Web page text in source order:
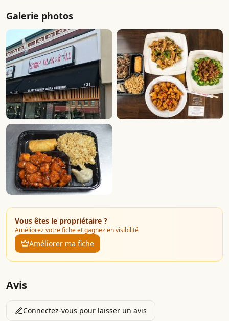
Galerie photos
Vous êtes le propriétaire ?
Améliorez votre fiche et gagnez en visibilité
Améliorer ma fiche
Avis
Connectez-vous pour laisser un avis